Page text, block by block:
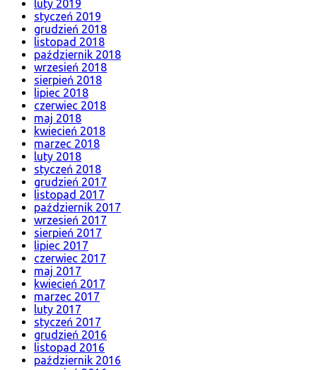
luty 2019
styczeń 2019
grudzień 2018
listopad 2018
październik 2018
wrzesień 2018
sierpień 2018
lipiec 2018
czerwiec 2018
maj 2018
kwiecień 2018
marzec 2018
luty 2018
styczeń 2018
grudzień 2017
listopad 2017
październik 2017
wrzesień 2017
sierpień 2017
lipiec 2017
czerwiec 2017
maj 2017
kwiecień 2017
marzec 2017
luty 2017
styczeń 2017
grudzień 2016
listopad 2016
październik 2016